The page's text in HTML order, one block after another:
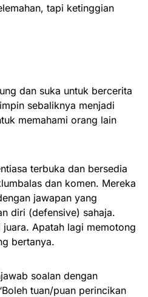
tapi ketinggian
dan suka untuk bercerita
sebaliknya menjadi
memahami orang lain
terbuka dan bersedia
dan komen. Mereka
jawapan yang
diri (defensive) sahaja.
Apatah lagi memotong
bertanya.
soalan dengan
tuan/puan perincikan